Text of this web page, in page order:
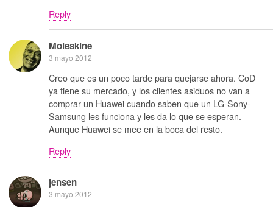
Reply
Moleskine
3 mayo 2012
Creo que es un poco tarde para quejarse ahora. CoD
ya tiene su mercado, y los clientes asiduos no van a
comprar un Huawei cuando saben que un LG-Sony-
Samsung les funciona y les da lo que se esperan.
Aunque Huawei se mee en la boca del resto.
Reply
jensen
3 mayo 2012